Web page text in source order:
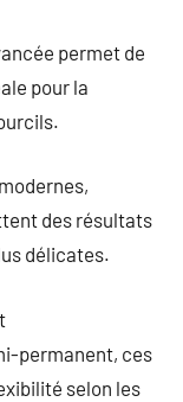
permet de
pour la
des résultats
délicates.
permanent, ces
selon les